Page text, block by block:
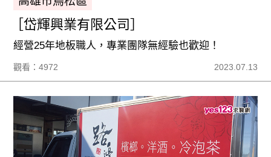
［岱輝興業有限公司］
經營25年地板職人，專業團隊無經驗也歡迎！
觀看：4972 2023.07.13